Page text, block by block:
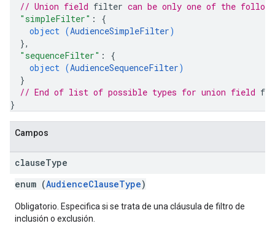
// Union field filter can be only one of the
"simpleFilter" : {
object (AudienceSimpleFilter)
},
"sequenceFilter" : {
object (AudienceSequenceFilter)
}
// End of list of possible types for union field
}
Campos
clauseType
enum (AudienceClauseType)
Obligatorio. Especifica si se trata de una cláusula de filtro de
inclusión o exclusión.